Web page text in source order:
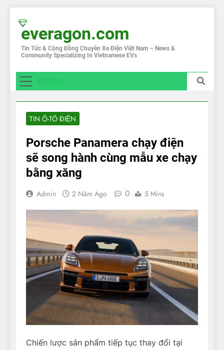
content
everagon.com
Tin Tức & Cộng Đồng Chuyên Xe Điện Việt Nam – News &
Community Specializing In Vietnamese EVs
TIN Ô-TÔ ĐIỆN
Porsche Panamera chạy điện
sẽ song hành cùng mẫu xe chạy
bằng xăng
Admin 2 Năm Ago 0 5 Mins
Chiến lược sản phẩm tiếp tục thay đổi tại